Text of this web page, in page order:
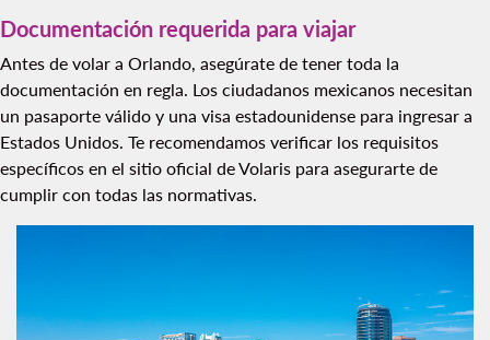
Documentación requerida para viajar
Antes de volar a Orlando, asegúrate de tener toda la
documentación en regla. Los ciudadanos mexicanos necesitan
un pasaporte válido y una visa estadounidense para ingresar a
Estados Unidos. Te recomendamos verificar los requisitos
específicos en el sitio oficial de Volaris para asegurarte de
cumplir con todas las normativas.